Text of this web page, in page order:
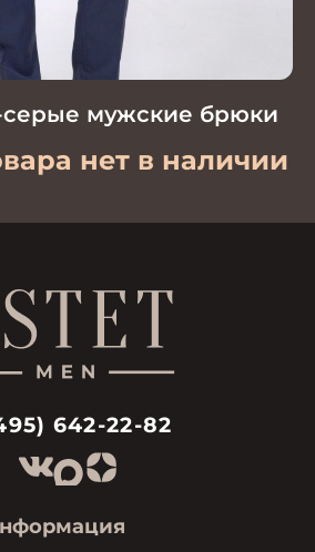
серые мужские брюки
нет в наличии
642-22-82